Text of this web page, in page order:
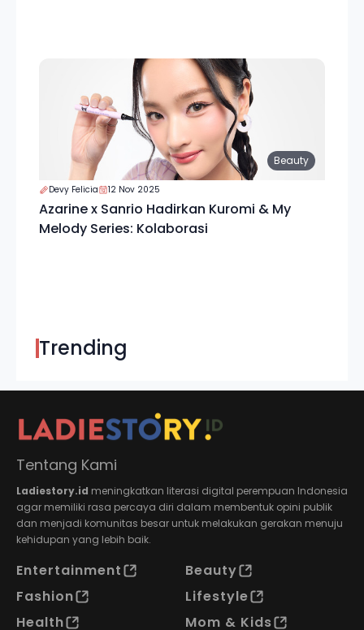
Beauty
Devy Felicia 12 Nov 2025
Azarine x Sanrio Hadirkan Kuromi & My
Melody Series: Kolaborasi
Trending
Tentang Kami
Ladiestory.id meningkatkan literasi digital perempuan Indonesia
agar memiliki rasa percaya diri dalam membentuk opini publik
dan menjadi komunitas besar untuk melakukan gerakan menuju
kehidupan yang lebih baik.
Entertainment
Beauty
Fashion
Lifestyle
Health
Mom & Kids